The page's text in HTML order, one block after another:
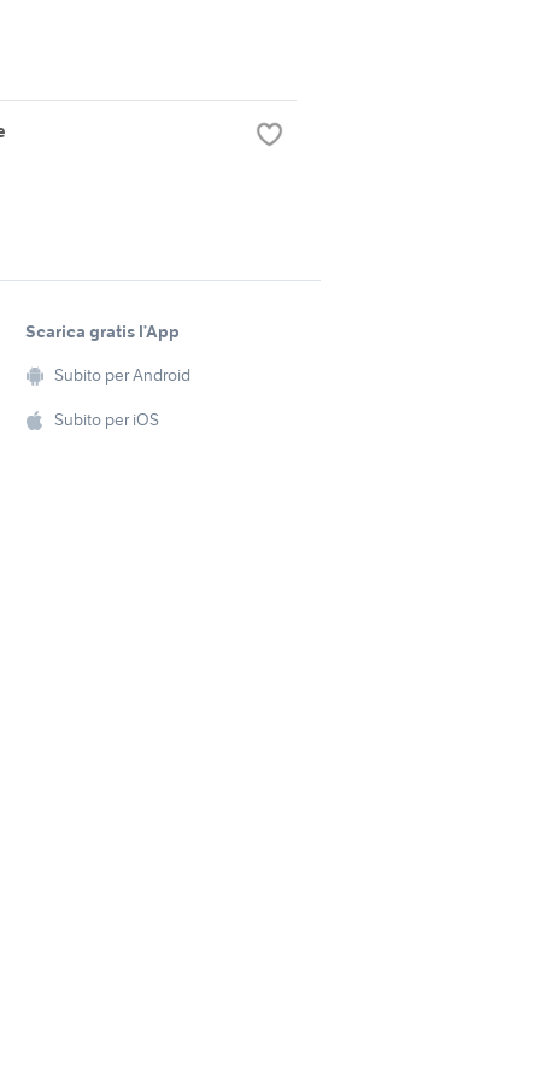
Scarica gratis l’App
Subito per Android
Subito per iOS